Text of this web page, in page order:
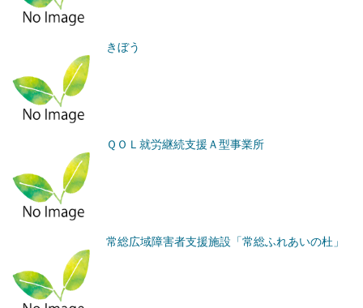
きぼう
ＱＯＬ就労継続支援Ａ型事業所
常総広域障害者支援施設「常総ふれあいの杜」